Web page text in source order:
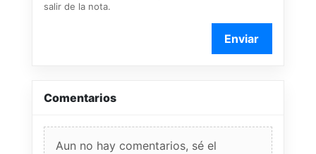
salir de la nota.
Enviar
Comentarios
Aun no hay comentarios, sé el